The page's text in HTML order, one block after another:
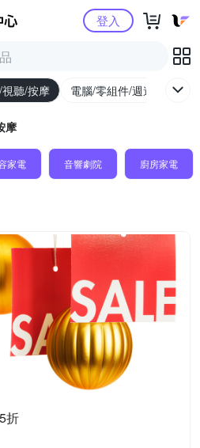
Yahoo購物中心登入
聽/按摩 電腦/零組件/週邊/遊戲
摩
家電 音響劇院 廚房家電
折